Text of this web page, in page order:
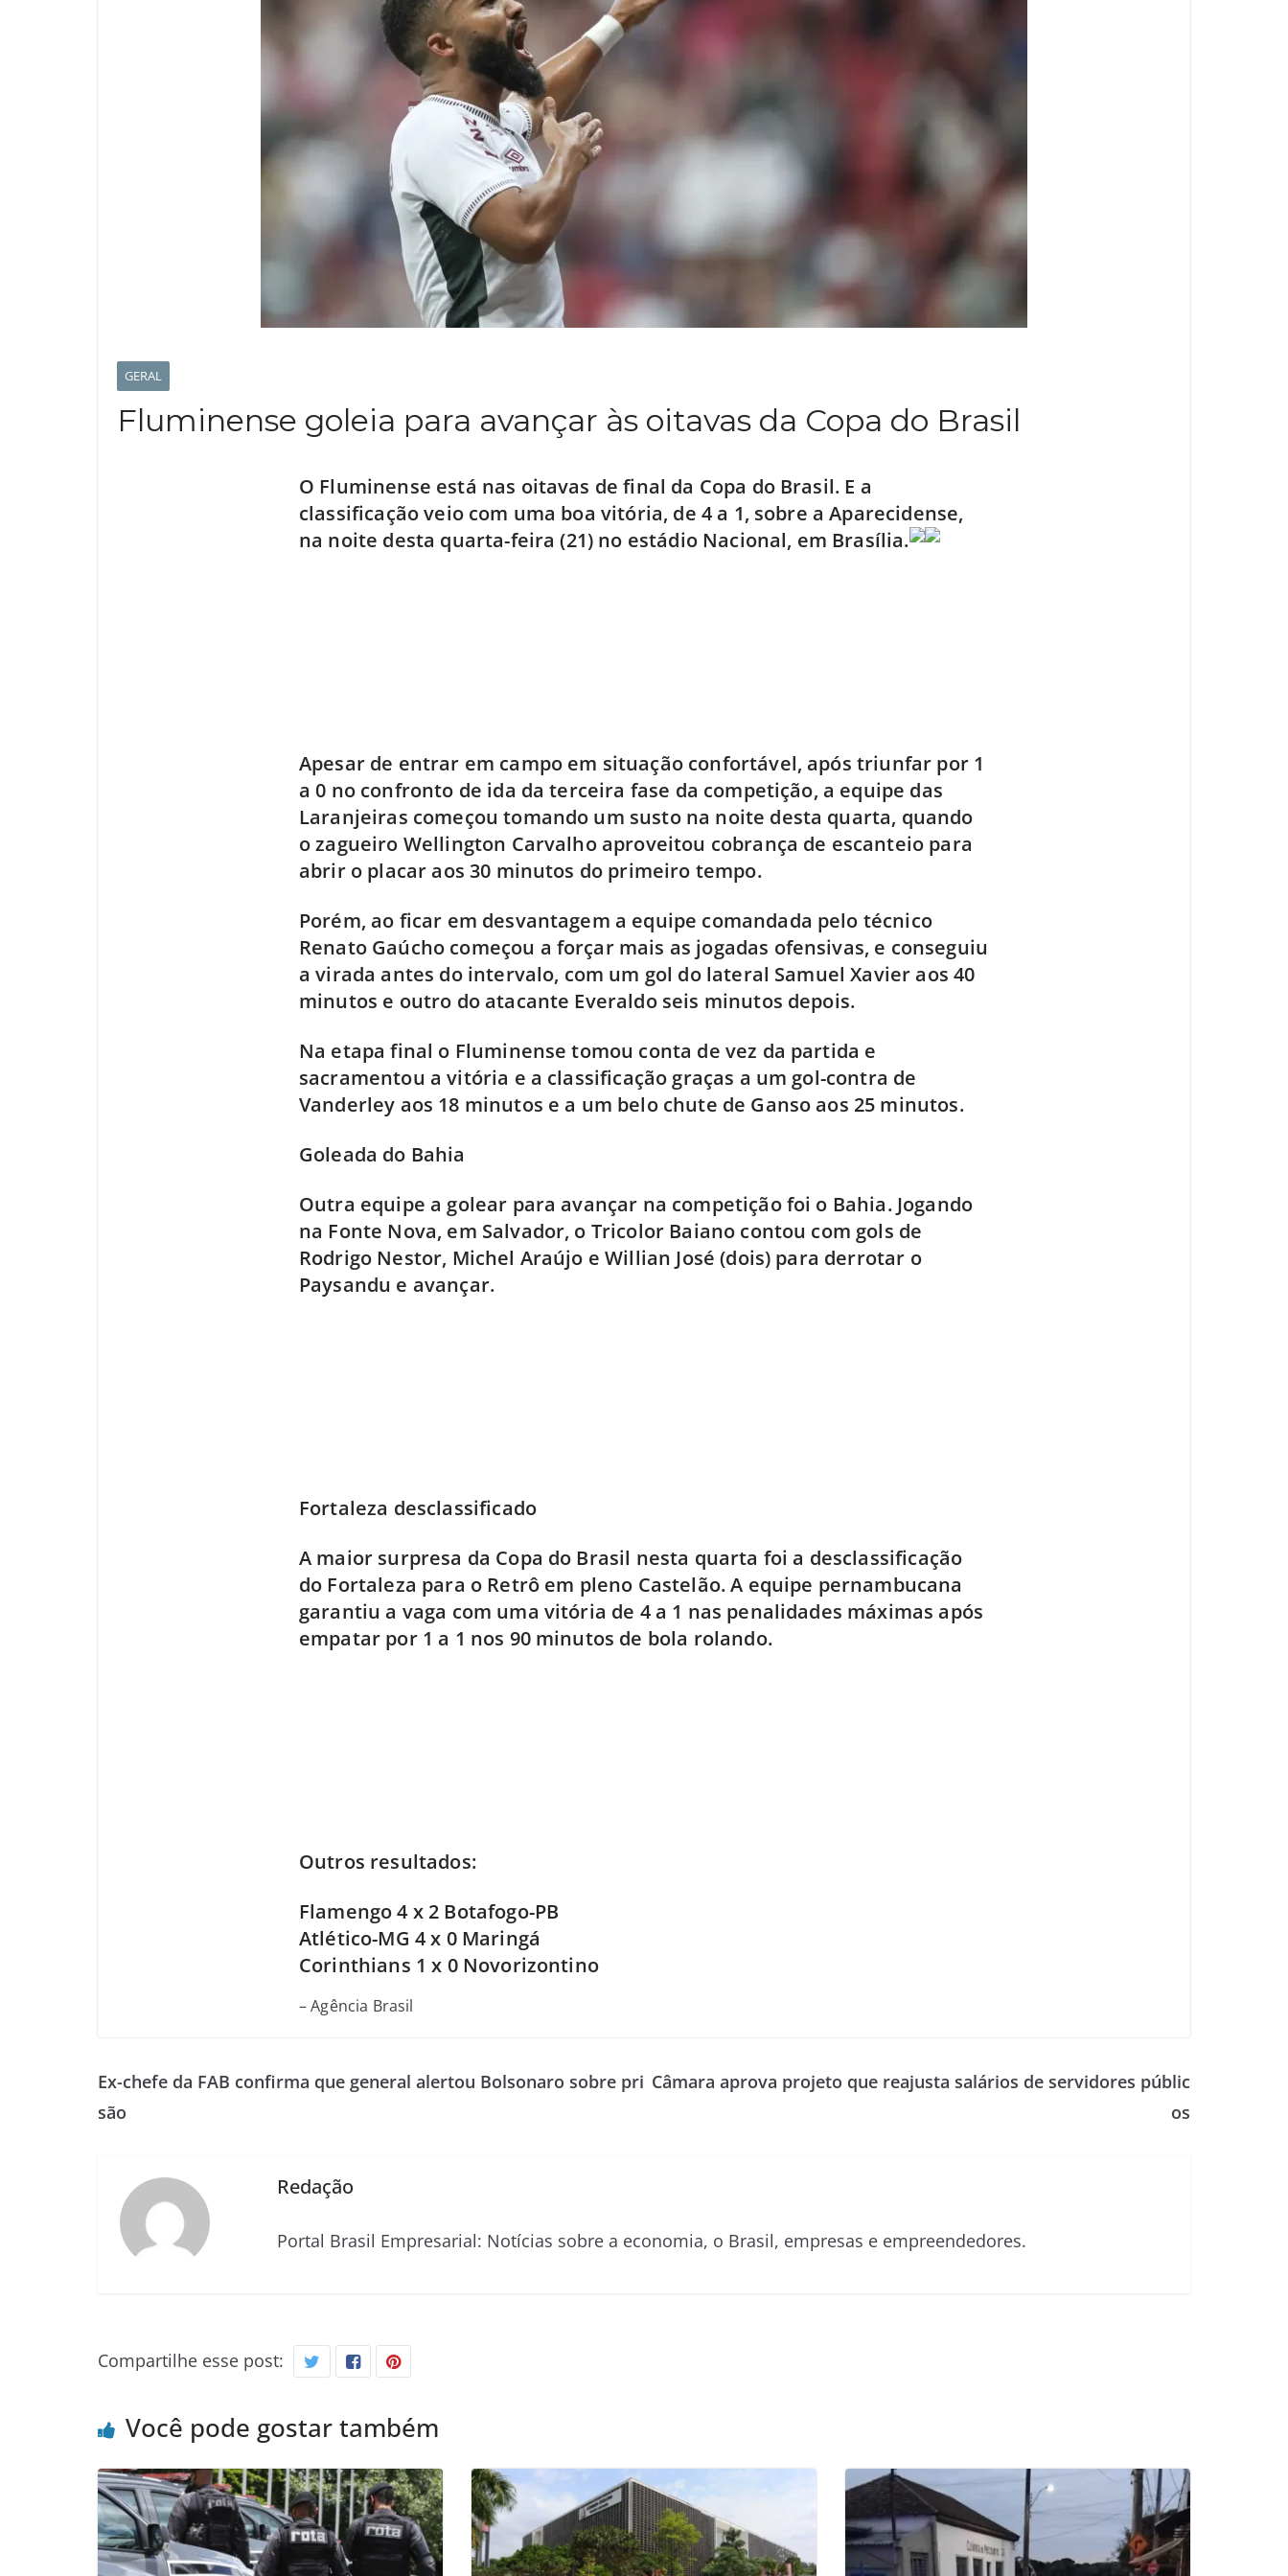
GERAL
Fluminense goleia para avançar às oitavas da Copa do Brasil
O Fluminense está nas oitavas de final da Copa do Brasil. E a
classificação veio com uma boa vitória, de 4 a 1, sobre a Aparecidense,
na noite desta quarta-feira (21) no estádio Nacional, em Brasília.
Apesar de entrar em campo em situação confortável, após triunfar por 1
a 0 no confronto de ida da terceira fase da competição, a equipe das
Laranjeiras começou tomando um susto na noite desta quarta, quando
o zagueiro Wellington Carvalho aproveitou cobrança de escanteio para
abrir o placar aos 30 minutos do primeiro tempo.
Porém, ao ficar em desvantagem a equipe comandada pelo técnico
Renato Gaúcho começou a forçar mais as jogadas ofensivas, e conseguiu
a virada antes do intervalo, com um gol do lateral Samuel Xavier aos 40
minutos e outro do atacante Everaldo seis minutos depois.
Na etapa final o Fluminense tomou conta de vez da partida e
sacramentou a vitória e a classificação graças a um gol-contra de
Vanderley aos 18 minutos e a um belo chute de Ganso aos 25 minutos.
Goleada do Bahia
Outra equipe a golear para avançar na competição foi o Bahia. Jogando
na Fonte Nova, em Salvador, o Tricolor Baiano contou com gols de
Rodrigo Nestor, Michel Araújo e Willian José (dois) para derrotar o
Paysandu e avançar.
Fortaleza desclassificado
A maior surpresa da Copa do Brasil nesta quarta foi a desclassificação
do Fortaleza para o Retrô em pleno Castelão. A equipe pernambucana
garantiu a vaga com uma vitória de 4 a 1 nas penalidades máximas após
empatar por 1 a 1 nos 90 minutos de bola rolando.
Outros resultados:
Flamengo 4 x 2 Botafogo-PB
Atlético-MG 4 x 0 Maringá
Corinthians 1 x 0 Novorizontino
– Agência Brasil
Ex-chefe da FAB confirma que general alertou Bolsonaro sobre pri
são
Câmara aprova projeto que reajusta salários de servidores públic
os
Redação
Portal Brasil Empresarial: Notícias sobre a economia, o Brasil, empresas e empreendedores.
Compartilhe esse post:
Você pode gostar também